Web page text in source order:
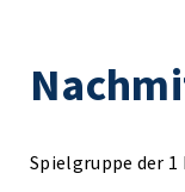
Spielgruppe der